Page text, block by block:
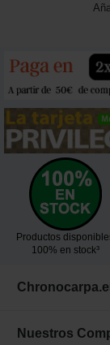
Productos
100% en stock³
Nuestros